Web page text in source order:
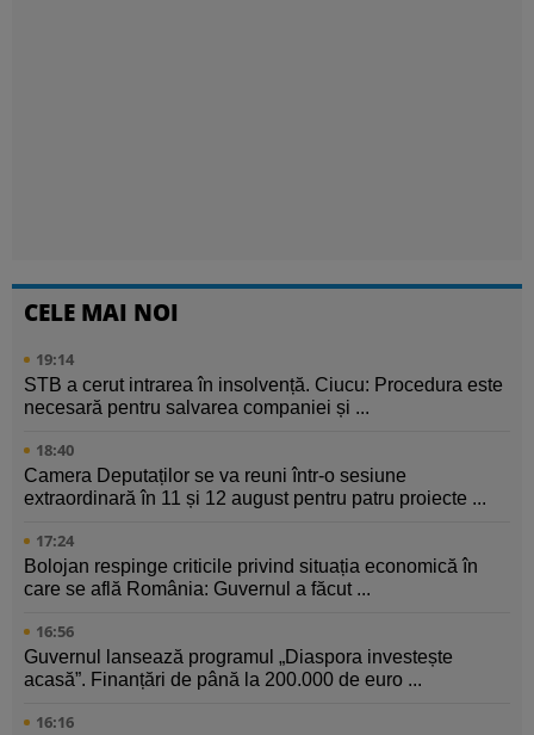
CELE MAI NOI
19:14
STB a cerut intrarea în insolvență. Ciucu: Procedura este
necesară pentru salvarea companiei și ...
18:40
Camera Deputaților se va reuni într-o sesiune
extraordinară în 11 și 12 august pentru patru proiecte ...
17:24
Bolojan respinge criticile privind situația economică în
care se află România: Guvernul a făcut ...
16:56
Guvernul lansează programul „Diaspora investește
acasă”. Finanțări de până la 200.000 de euro ...
16:16